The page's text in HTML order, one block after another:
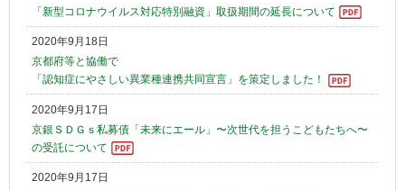
「新型コロナウイルス対応特別融資」取扱期間の延長について
2020年9月18日
京都府等と協働で
「認知症にやさしい異業種連携共同宣言」を策定しました！
2020年9月17日
京銀ＳＤＧｓ私募債「未来にエール」〜次世代を担うこどもたちへ〜
の受託について
2020年9月17日